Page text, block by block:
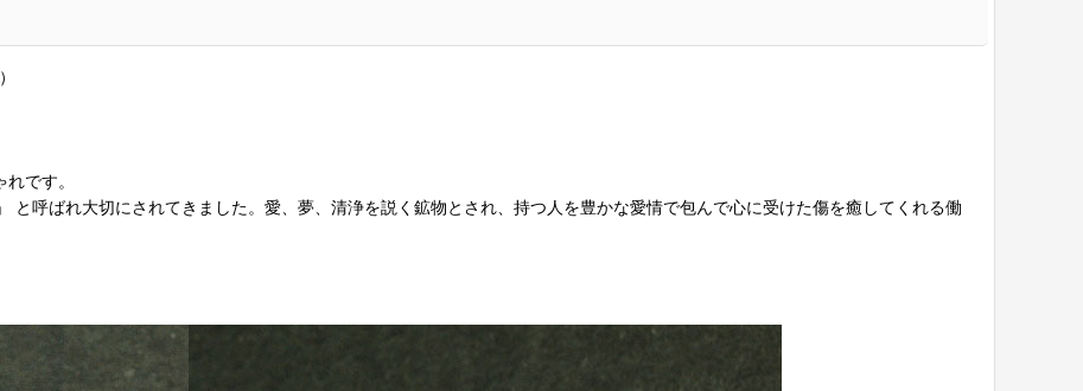
です。
と呼ばれ大切にされてきました。愛、夢、清浄を説く鉱物とされ、持つ人を豊かな愛情で包んで心に受けた傷を癒してくれる働